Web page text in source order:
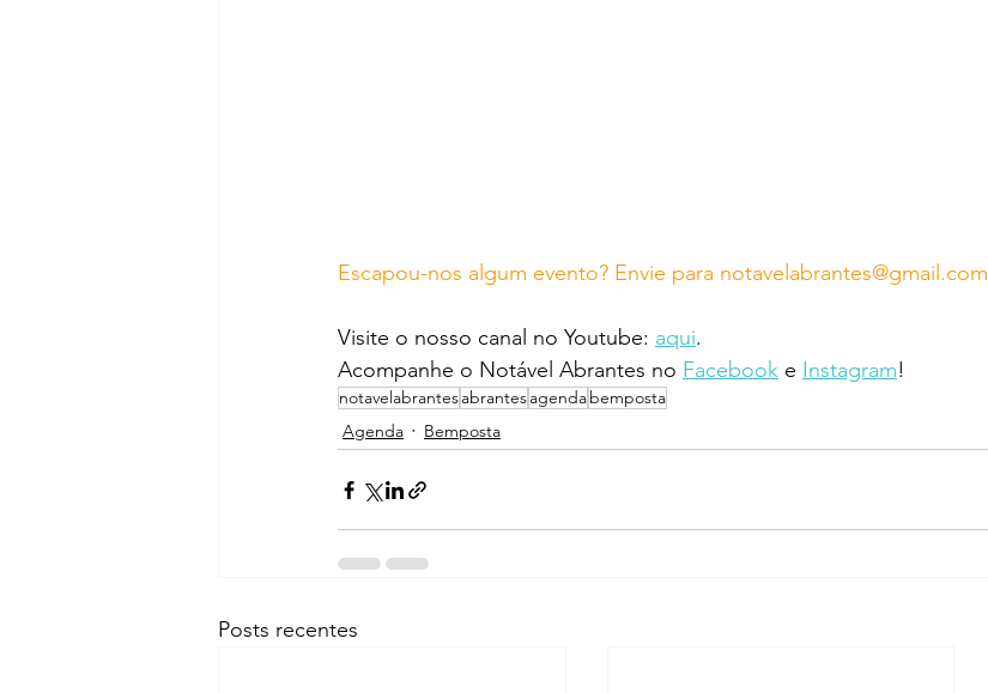
Escapou-nos algum evento? Envie para notavelabrantes@gmail.com
Visite o nosso canal no Youtube: aqui.
Acompanhe o Notável Abrantes no Facebook e Instagram!
notavelabrantesabrantesagendabemposta
Agenda
Bemposta
Posts recentes